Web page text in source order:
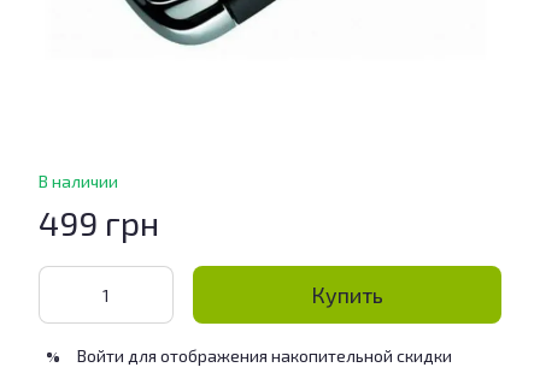
В наличии
499 грн
Купить
% Войти для отображения накопительной скидки